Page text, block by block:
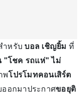
ำหรับบอล เชิญยิ้ม ที่
"โชค รถแห่" ไม่
พโปรโมทคอนเสิร์ต
ออกมาประกาศขอยุติ